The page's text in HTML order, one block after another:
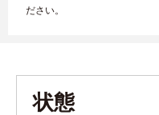
ださい。
状態